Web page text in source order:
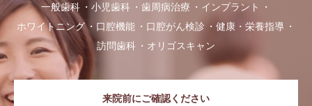
一般歯科 小児歯科 歯周病治療
インプラント
ホワイトニング
口腔機能 口腔がん検診
健康・栄養指導
訪問歯科
オリゴスキャン
来院前にご確認ください